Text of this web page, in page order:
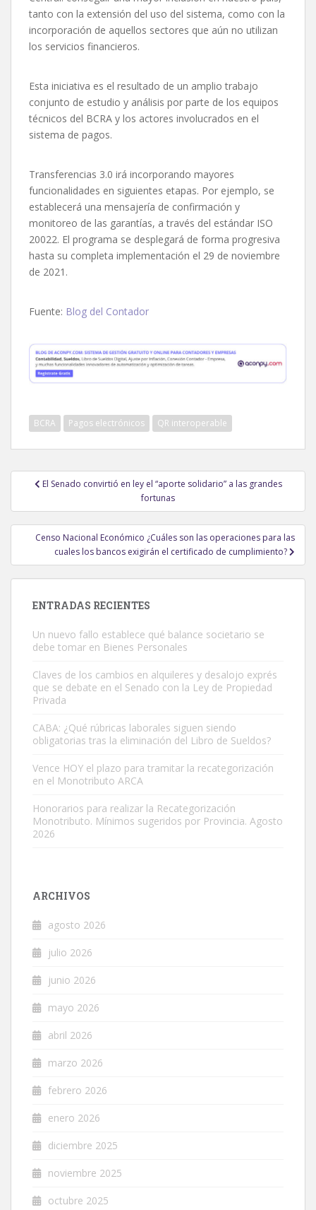
tanto con la extensión del uso del sistema, como con la
incorporación de aquellos sectores que aún no utilizan
los servicios financieros.
Esta iniciativa es el resultado de un amplio trabajo
conjunto de estudio y análisis por parte de los equipos
técnicos del BCRA y los actores involucrados en el
sistema de pagos.
Transferencias 3.0 irá incorporando mayores
funcionalidades en siguientes etapas. Por ejemplo, se
establecerá una mensajería de confirmación y
monitoreo de las garantías, a través del estándar ISO
20022. El programa se desplegará de forma progresiva
hasta su completa implementación el 29 de noviembre
de 2021.
Fuente: Blog del Contador
BCRA Pagos electrónicos QR interoperable
Navegación
entradas
El Senado convirtió en ley el “aporte solidario” a las grandes
fortunas
Censo Nacional Económico ¿Cuáles son las operaciones para las
cuales los bancos exigirán el certificado de cumplimiento?
ENTRADAS RECIENTES
Un nuevo fallo establece qué balance societario se
debe tomar en Bienes Personales
Claves de los cambios en alquileres y desalojo exprés
que se debate en el Senado con la Ley de Propiedad
Privada
CABA: ¿Qué rúbricas laborales siguen siendo
obligatorias tras la eliminación del Libro de Sueldos?
Vence HOY el plazo para tramitar la recategorización
en el Monotributo ARCA
Honorarios para realizar la Recategorización
Monotributo. Mínimos sugeridos por Provincia. Agosto
2026
ARCHIVOS
agosto 2026
julio 2026
junio 2026
mayo 2026
abril 2026
marzo 2026
febrero 2026
enero 2026
diciembre 2025
noviembre 2025
octubre 2025